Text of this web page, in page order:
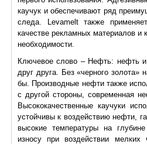
каучук и обеспечивают ряд
следа. Levamelt также
качестве рекламных материалов и
необходимости.
Ключевое слово – Нефть: нефть
друг друга. Без «черного золота»
бы. Производные нефти также
с другой стороны, современная
Высококачественные каучуки
устойчивы к воздействию нефти,
высокие температуры на
износу при воздействии мелких